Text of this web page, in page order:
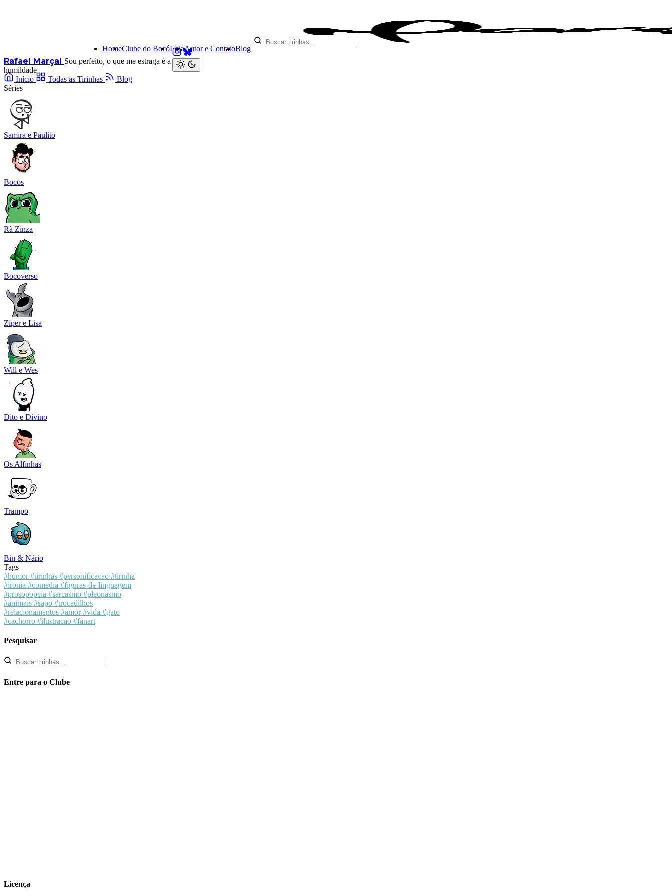
Rafael Marçal Sou perfeito, o que me estraga é a minha
humildade
HomeClube do BocóLojaAutor e ContatoBlog
Início Todas as Tirinhas
Blog
Séries
Samira e Paulito
Bocós
Rã Zinza
Bocoverso
Zíper e Lisa
Will e Wes
Dito e Divino
Os Alfinhas
Trampo
Bin & Nário
Tags
#humor#tirinhas #personificacao #tirinha
#ironia #comedia #figuras-de-linguagem
#prosopopeia #sarcasmo #pleonasmo
#animais #sapo #trocadilhos
#relacionamentos #amor#vida #gato
#cachorro #ilustracao #fanart
Pesquisar
Entre para o Clube
Licença